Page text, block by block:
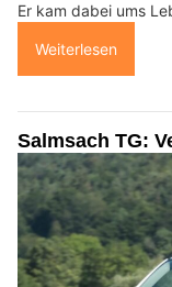
Er kam dabei ums
Weiterlesen
Salmsach TG: